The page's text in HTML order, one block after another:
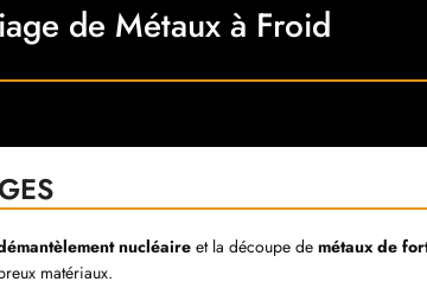
de Métaux à Froid
nucléaire et la découpe de métaux de
matériaux.